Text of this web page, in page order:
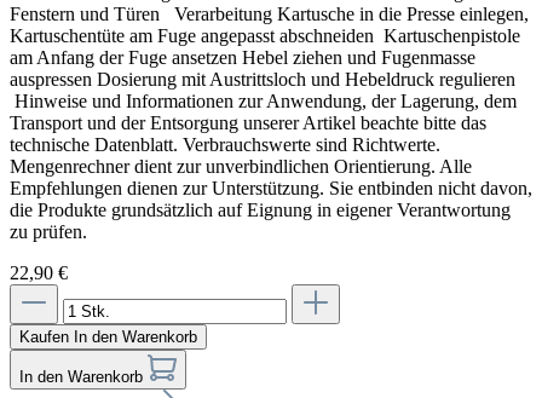
Fenstern und Türen Verarbeitung Kartusche in die Presse einlegen,
Kartuschentüte am Fuge angepasst abschneiden Kartuschenpistole
am Anfang der Fuge ansetzen Hebel ziehen und Fugenmasse
auspressen Dosierung mit Austrittsloch und Hebeldruck regulieren
Hinweise und Informationen zur Anwendung, der Lagerung, dem
Transport und der Entsorgung unserer Artikel beachte bitte das
technische Datenblatt. Verbrauchswerte sind Richtwerte.
Mengenrechner dient zur unverbindlichen Orientierung. Alle
Empfehlungen dienen zur Unterstützung. Sie entbinden nicht davon,
die Produkte grundsätzlich auf Eignung in eigener Verantwortung
zu prüfen.
22,90 €
Kaufen In den Warenkorb
In den Warenkorb